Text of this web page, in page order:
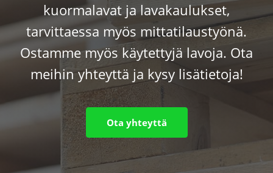
kuormalavat ja lavakaulukset,
tarvittaessa myös mittatilaustyönä.
Ostamme myös käytettyjä lavoja. Ota
meihin yhteyttä ja kysy lisätietoja!
Ota yhteyttä